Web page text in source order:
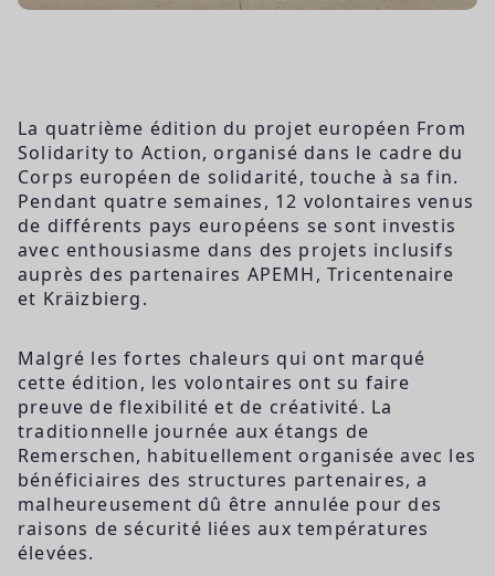
La quatrième édition du projet européen From
Solidarity to Action, organisé dans le cadre du
Corps européen de solidarité, touche à sa fin.
Pendant quatre semaines, 12 volontaires venus
de différents pays européens se sont investis
avec enthousiasme dans des projets inclusifs
auprès des partenaires APEMH, Tricentenaire
et Kräizbierg.
Malgré les fortes chaleurs qui ont marqué
cette édition, les volontaires ont su faire
preuve de flexibilité et de créativité. La
traditionnelle journée aux étangs de
Remerschen, habituellement organisée avec les
bénéficiaires des structures partenaires, a
malheureusement dû être annulée pour des
raisons de sécurité liées aux températures
élevées.